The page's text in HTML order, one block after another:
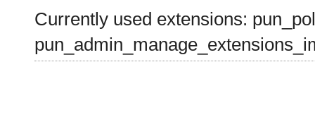
Currently used extensions: